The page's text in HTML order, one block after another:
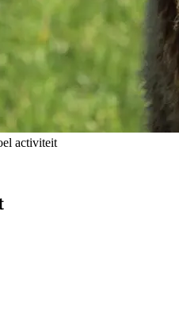
activiteit